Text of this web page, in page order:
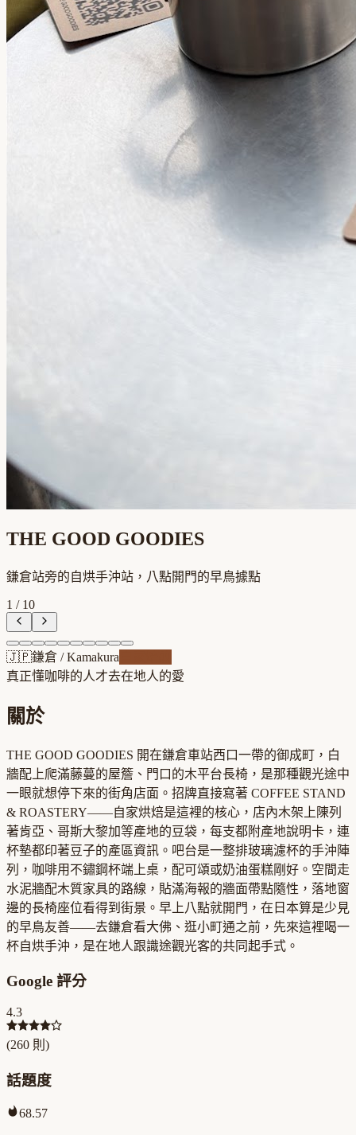
THE GOOD GOODIES
鎌倉站旁的自烘手沖站，八點開門的早鳥據點
1 / 10
🇯🇵鎌倉 /Kamakura
真正懂咖啡的人才去在地人的愛
關於
THE GOOD GOODIES 開在鎌倉車站西口一帶的御成町，白
牆配上爬滿藤蔓的屋簷、門口的木平台長椅，是那種觀光途中
一眼就想停下來的街角店面。招牌直接寫著 COFFEE STAND
& ROASTERY——自家烘焙是這裡的核心，店內木架上陳列
著肯亞、哥斯大黎加等產地的豆袋，每支都附產地說明卡，連
杯墊都印著豆子的產區資訊。吧台是一整排玻璃濾杯的手沖陣
列，咖啡用不鏽鋼杯端上桌，配可頌或奶油蛋糕剛好。空間走
水泥牆配木質家具的路線，貼滿海報的牆面帶點隨性，落地窗
邊的長椅座位看得到街景。早上八點就開門，在日本算是少見
的早鳥友善——去鎌倉看大佛、逛小町通之前，先來這裡喝一
杯自烘手沖，是在地人跟識途觀光客的共同起手式。
Google 評分
4.3
(260 則)
話題度
68.57